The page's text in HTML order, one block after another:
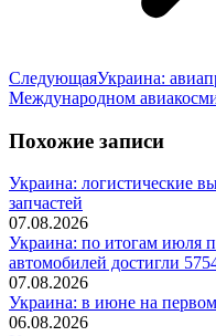
СледующаяСледующая
запись:
Украина:
Международном
Похожие записи
Украина: логистические
запчастей
07.08.2026
Украина: по итогам июля
автомобилей достигли
07.08.2026
Украина: в июне на
06.08.2026